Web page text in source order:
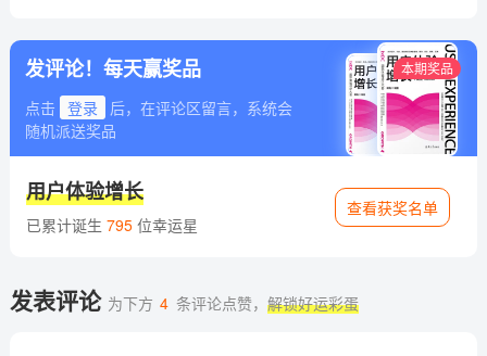
发评论！每天赢奖品
点击 登录
后，在评论区留言，系统会
随机派送奖品
本期奖品
用户体验增长
已累计诞生 795位幸运星
查看获奖名单
发表评论 为下方 4 条评论点赞，解锁好运彩蛋